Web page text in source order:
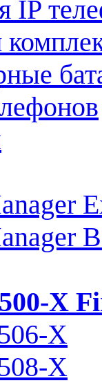
IP
X
X
X